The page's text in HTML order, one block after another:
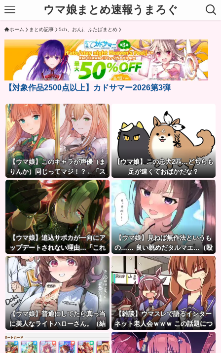
ウマ娘まとめ速報うまろぐ
ホーム まとめ記事 5ch、おんj、ふたばまとめ
【対象作品2500点以上】カドサマー2026第3弾
【ウマ娘】このキャラが声優（ま
りんか）同じってマジ！？←「ス
ズカさんみたいな演技の方がレア
だと聞いて驚いたよ」
【ウマ娘】この忠犬2匹…どちらも
足が速くておばかだな？
【ウマ娘】追込サポカが一向にア
ップデートされない理由…「これ
だけ出さないってことは」
【ウマ娘】見ねば無作法というも
の…… 良い眺めだタルマエ…（殴
【ウマ娘】普通にしてたら真っ当
に美人なライトハローさん。（結
【雑談】ウマスレで語るインター
ネット老人会ｗｗｗ この話題につ
いていけないってマジ…！？